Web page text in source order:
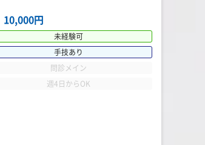
10,000円
未経験可
手技あり
問診メイン
週4日からOK